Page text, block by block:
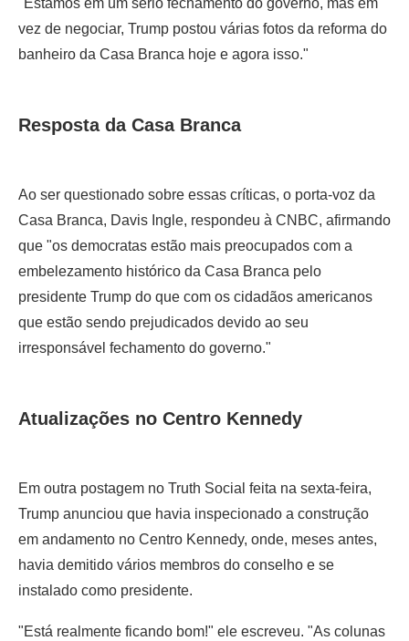
"Estamos em um sério fechamento do governo, mas em
vez de negociar, Trump postou várias fotos da reforma do
banheiro da Casa Branca hoje e agora isso."
Resposta da Casa Branca
Ao ser questionado sobre essas críticas, o porta-voz da
Casa Branca, Davis Ingle, respondeu à CNBC, afirmando
que "os democratas estão mais preocupados com a
embelezamento histórico da Casa Branca pelo
presidente Trump do que com os cidadãos americanos
que estão sendo prejudicados devido ao seu
irresponsável fechamento do governo."
Atualizações no Centro Kennedy
Em outra postagem no Truth Social feita na sexta-feira,
Trump anunciou que havia inspecionado a construção
em andamento no Centro Kennedy, onde, meses antes,
havia demitido vários membros do conselho e se
instalado como presidente.
"Está realmente ficando bom!" ele escreveu. "As colunas